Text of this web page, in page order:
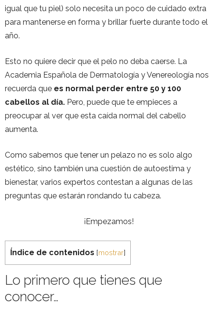
igual que tu piel) solo necesita un poco de cuidado extra
para mantenerse en forma y brillar fuerte durante todo el
año.
Esto no quiere decir que el pelo no deba caerse. La
Academia Española de Dermatología y Venereología nos
recuerda que es normal perder entre 50 y 100
cabellos al día. Pero, puede que te empieces a
preocupar al ver que esta caída normal del cabello
aumenta.
Como sabemos que tener un pelazo no es solo algo
estético, sino también una cuestión de autoestima y
bienestar, varios expertos contestan a algunas de las
preguntas que estarán rondando tu cabeza.
¡Empezamos!
Índice de contenidos [mostrar]
Lo primero que tienes que
conocer…